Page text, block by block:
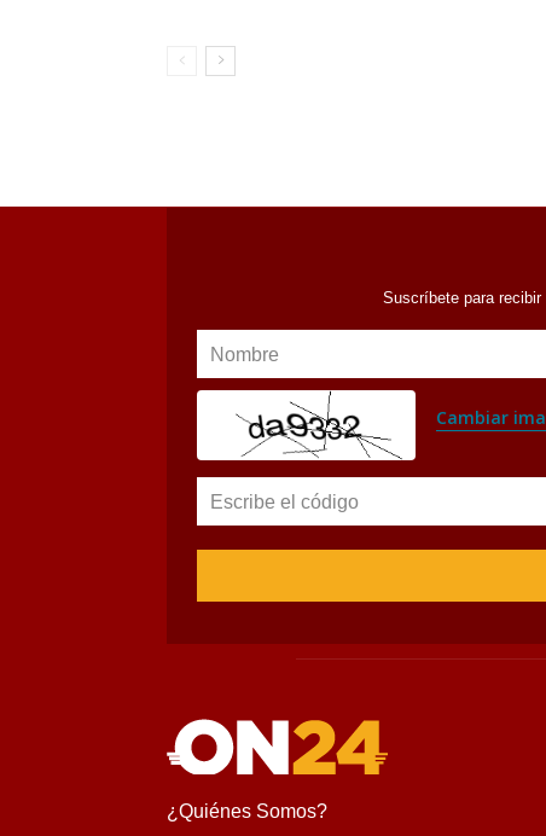
Suscríbete para
Nombre
Cambiar
Escribe el código
¿Quiénes Somos?